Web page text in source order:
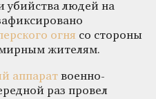
убийства людей на
огня со стороны
мирным жителям.
аппарат военно-
раз провел